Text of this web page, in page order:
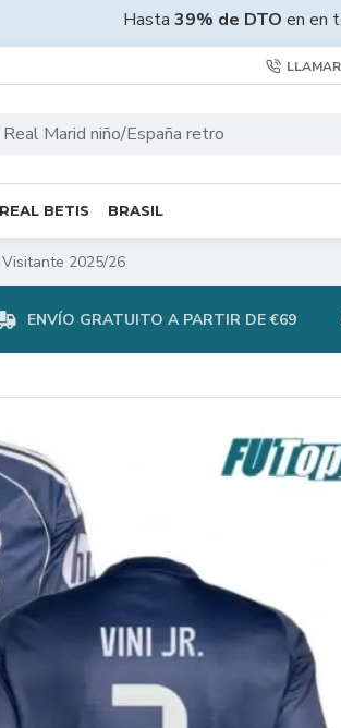
Hasta 39% de DTO en en
REAL BETIS BRASIL
Visitante 2025/26
ENVÍO GRATUITO A PARTIR DE €69